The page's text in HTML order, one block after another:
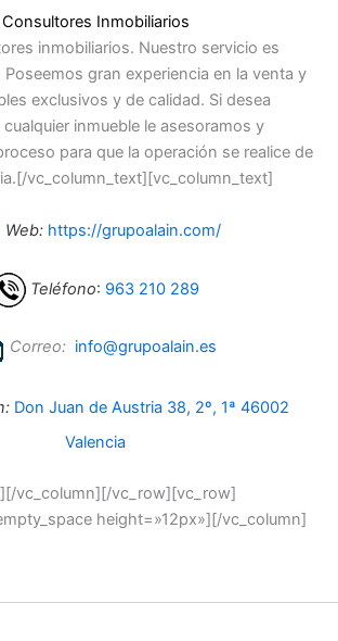
Consultores Inmobiliarios
inmobiliarios. Nuestro servicio es
gran experiencia en la venta y
exclusivos y de calidad. Si desea
inmueble le asesoramos y
para que la operación se realice de
vc_column_text][vc_column_text]
Web: https://grupoalain.com/
Teléfono: 963 210 289
Correo: info@grupoalain.es
Don Juan de Austria 38, 2º, 1ª 46002
Valencia
vc_column][/vc_row][vc_row]
height=»12px»][/vc_column]